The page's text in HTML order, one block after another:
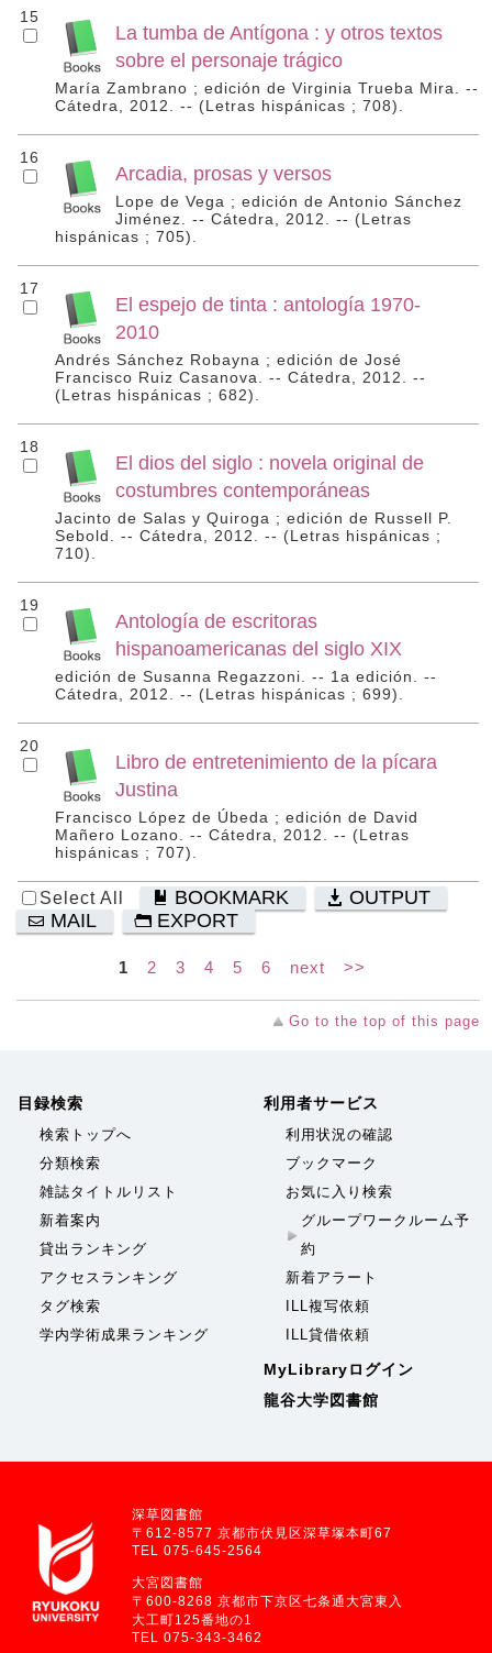
15
La tumba de Antígona : y otros textos
sobre el personaje trágico
María Zambrano ; edición de Virginia Trueba Mira. --
Cátedra, 2012. -- (Letras hispánicas ; 708).
16
Arcadia, prosas y versos
Lope de Vega ; edición de Antonio Sánchez
Jiménez. -- Cátedra, 2012. -- (Letras
hispánicas ; 705).
17
El espejo de tinta : antología 1970-
2010
Andrés Sánchez Robayna ; edición de José
Francisco Ruiz Casanova. -- Cátedra, 2012. --
(Letras hispánicas ; 682).
18
El dios del siglo : novela original de
costumbres contemporáneas
Jacinto de Salas y Quiroga ; edición de Russell P.
Sebold. -- Cátedra, 2012. -- (Letras hispánicas ;
710).
19
Antología de escritoras
hispanoamericanas del siglo XIX
edición de Susanna Regazzoni. -- 1a edición. --
Cátedra, 2012. -- (Letras hispánicas ; 699).
20
Libro de entretenimiento de la pícara
Justina
Francisco López de Úbeda ; edición de David
Mañero Lozano. -- Cátedra, 2012. -- (Letras
hispánicas ; 707).
Select All BOOKMARK
OUTPUT
MAIL
EXPORT
1 2 3 4 5 6 next >>
Go to the top of this page
目録検索
検索トップへ
分類検索
雑誌タイトルリスト
新着案内
貸出ランキング
アクセスランキング
タグ検索
学内学術成果ランキング
利用者サービス
利用状況の確認
ブックマーク
お気に入り検索
グループワークルーム予
約
新着アラート
ILL複写依頼
ILL貸借依頼
MyLibraryログイン
龍谷大学図書館
深草図書館
〒612-8577 京都市伏見区深草塚本町67
TEL 075-645-2564
大宮図書館
〒600-8268 京都市下京区七条通大宮東入
大工町125番地の1
TEL 075-343-3462